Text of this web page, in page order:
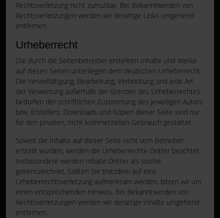
Rechtsverletzung nicht zumutbar. Bei Bekanntwerden von
Rechtsverletzungen werden wir derartige Links umgehend
entfernen.
Urheberrecht
Die durch die Seitenbetreiber erstellten Inhalte und Werke
auf diesen Seiten unterliegen dem deutschen Urheberrecht.
Die Vervielfältigung, Bearbeitung, Verbreitung und jede Art
der Verwertung außerhalb der Grenzen des Urheberrechtes
bedürfen der schriftlichen Zustimmung des jeweiligen Autors
bzw. Erstellers. Downloads und Kopien dieser Seite sind nur
für den privaten, nicht kommerziellen Gebrauch gestattet.
Soweit die Inhalte auf dieser Seite nicht vom Betreiber
erstellt wurden, werden die Urheberrechte Dritter beachtet.
Insbesondere werden Inhalte Dritter als solche
gekennzeichnet. Sollten Sie trotzdem auf eine
Urheberrechtsverletzung aufmerksam werden, bitten wir um
einen entsprechenden Hinweis. Bei Bekanntwerden von
Rechtsverletzungen werden wir derartige Inhalte umgehend
entfernen.